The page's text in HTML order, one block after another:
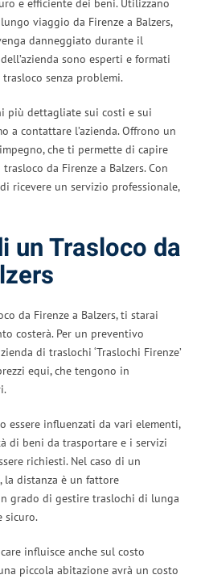
e efficiente dei beni. Utilizzano
viaggio da Firenze a Balzers,
danneggiato durante il
sono esperti e formati
senza problemi.
più dettagliate sui costi e sui
a contattare l’azienda. Offrono un
che ti permette di capire
da Firenze a Balzers. Con
ricevere un servizio professionale,
un Trasloco da
da Firenze a Balzers, ti starai
costerà. Per un preventivo
di traslochi ‘Traslochi Firenze’
equi, che tengono in
essere influenzati da vari elementi,
di beni da trasportare e i servizi
richiesti. Nel caso di un
la distanza è un fattore
grado di gestire traslochi di lunga
sicuro.
influisce anche sul costo
piccola abitazione avrà un costo